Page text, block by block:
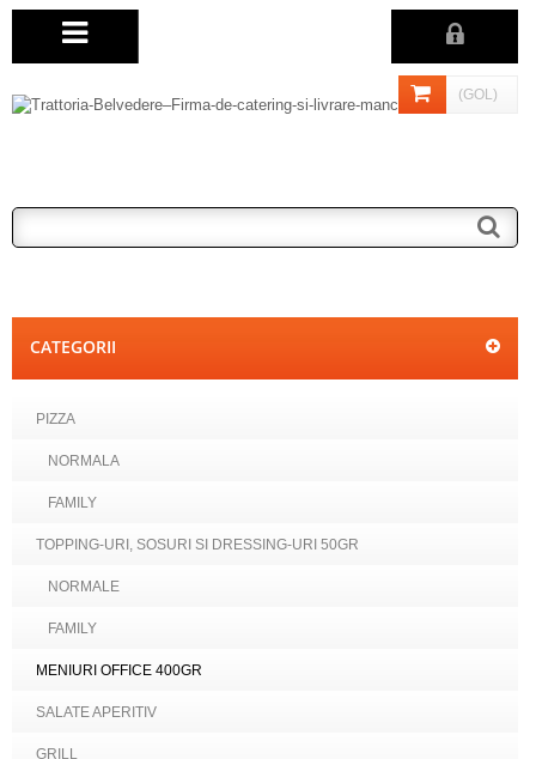
(GOL)
CATEGORII
PIZZA
NORMALA
FAMILY
TOPPING-URI, SOSURI SI DRESSING-URI 50GR
NORMALE
FAMILY
MENIURI OFFICE 400GR
SALATE APERITIV
GRILL